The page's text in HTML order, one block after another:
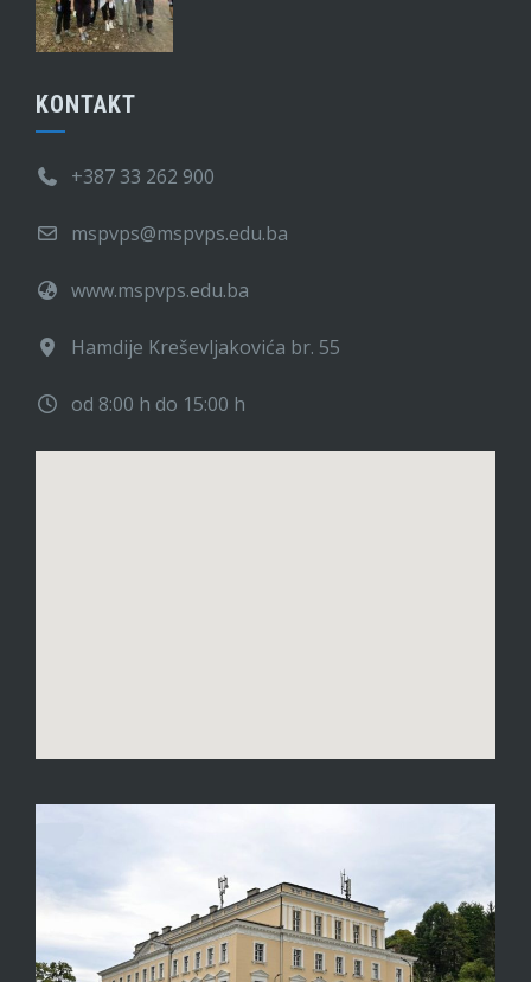
KONTAKT
+387 33 262 900
mspvps@mspvps.edu.ba
www.mspvps.edu.ba
Hamdije Kreševljakovića br. 55
od 8:00 h do 15:00 h